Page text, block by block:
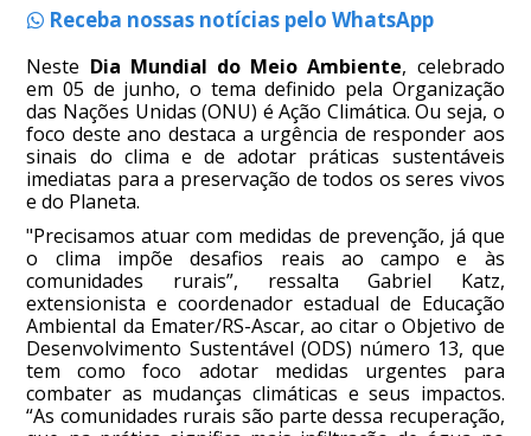
Receba nossas notícias pelo WhatsApp
Neste Dia Mundial do Meio Ambiente, celebrado
em 05 de junho, o tema definido pela Organização
das Nações Unidas (ONU) é Ação Climática. Ou seja, o
foco deste ano destaca a urgência de responder aos
sinais do clima e de adotar práticas sustentáveis
imediatas para a preservação de todos os seres vivos
e do Planeta.
"Precisamos atuar com medidas de prevenção, já que
o clima impõe desafios reais ao campo e às
comunidades rurais”, ressalta Gabriel Katz,
extensionista e coordenador estadual de Educação
Ambiental da Emater/RS-Ascar, ao citar o Objetivo de
Desenvolvimento Sustentável (ODS) número 13, que
tem como foco adotar medidas urgentes para
combater as mudanças climáticas e seus impactos.
“As comunidades rurais são parte dessa recuperação,